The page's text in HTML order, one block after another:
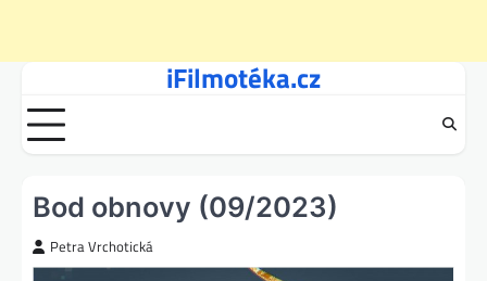
content
iFilmotéka.cz
Bod obnovy (09/2023)
Petra Vrchotická